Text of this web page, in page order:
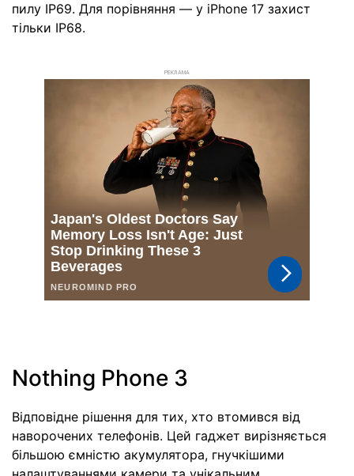
пилу IP69. Для порівняння — у iPhone 17 захист
тільки IP68.
РЕКЛАМА
Nothing Phone 3
Відповідне рішення для тих, хто втомився від
наворочених телефонів. Цей гаджет вирізняється
більшою ємністю акумулятора, гнучкішими